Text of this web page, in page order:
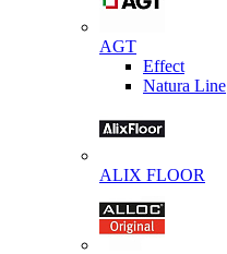
AGT
Effect
Natura Line
ALIX FLOOR